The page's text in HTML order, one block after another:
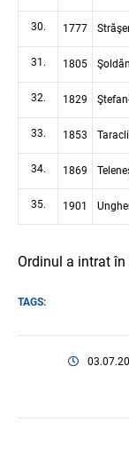
30. 1777
31. 1805
32. 1829
33. 1853
34. 1869
35. 1901
Ordinul a intrat
TAGS: